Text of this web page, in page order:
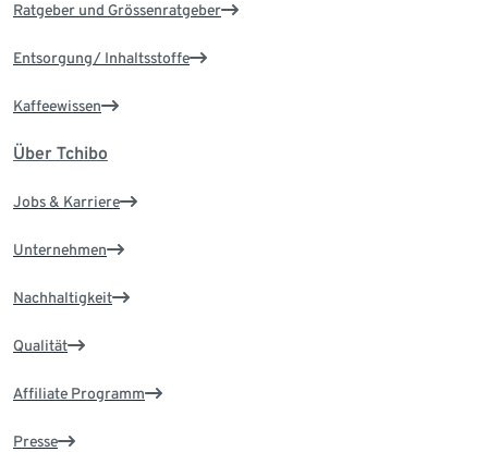
Ratgeber und Grössenratgeber
Entsorgung/ Inhaltsstoffe
Kaffeewissen
Über Tchibo
Jobs & Karriere
Unternehmen
Nachhaltigkeit
Qualität
Affiliate Programm
Presse